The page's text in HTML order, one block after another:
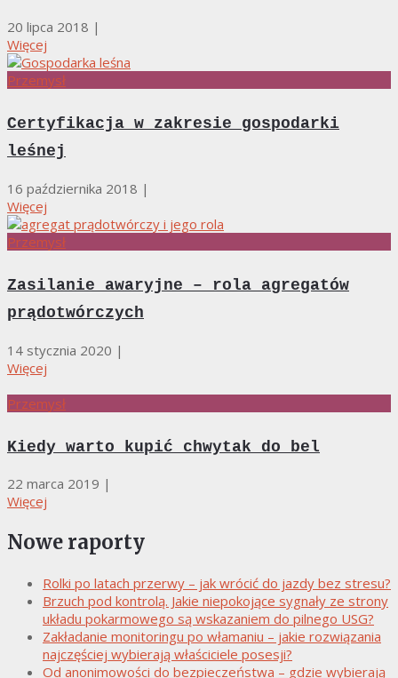
20 lipca 2018 |
Więcej
Przemysł
Certyfikacja w zakresie gospodarki
leśnej
16 października 2018 |
Więcej
Przemysł
Zasilanie awaryjne – rola agregatów
prądotwórczych
14 stycznia 2020 |
Więcej
Przemysł
Kiedy warto kupić chwytak do bel
22 marca 2019 |
Więcej
Nowe raporty
Rolki po latach przerwy – jak wrócić do jazdy bez stresu?
Brzuch pod kontrolą. Jakie niepokojące sygnały ze strony
układu pokarmowego są wskazaniem do pilnego USG?
Zakładanie monitoringu po włamaniu – jakie rozwiązania
najczęściej wybierają właściciele posesji?
Od anonimowości do bezpieczeństwa – gdzie wybierają